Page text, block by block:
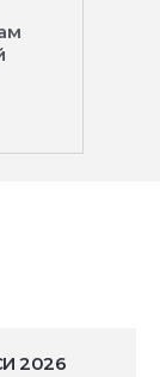
2026